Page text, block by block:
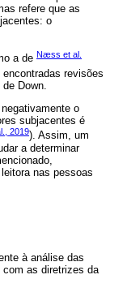
refere que as
o
a de Næss et al.
revisões
Down.
o
subjacentes é
2019). Assim, um
a determinar
nas pessoas
à análise das
com as diretrizes da